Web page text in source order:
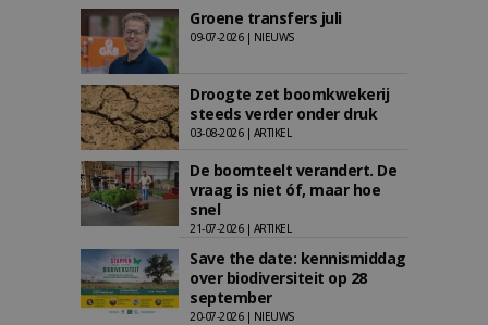
Groene transfers juli
09-07-2026 | NIEUWS
Droogte zet boomkwekerij
steeds verder onder druk
03-08-2026 | ARTIKEL
De boomteelt verandert. De
vraag is niet óf, maar hoe
snel
21-07-2026 | ARTIKEL
Save the date: kennismiddag
over biodiversiteit op 28
september
20-07-2026 | NIEUWS